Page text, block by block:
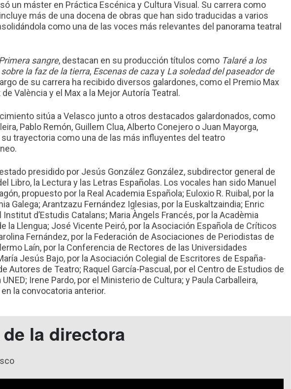
un máster en Práctica Escénica y Cultura Visual. Su carrera como
más de una docena de obras que han sido traducidas a varios
como una de las voces más relevantes del panorama teatral
sangre, destacan en su producción títulos como Talaré a los
la faz de la tierra, Escenas de cazay La soledad del paseador de
de su carrera ha recibido diversos galardones, como el Premio Max
València y el Max a la Mejor Autoría Teatral.
sitúa a Velasco junto a otros destacados galardonados, como
Pablo Remón, Guillem Clua, Alberto Conejero o Juan Mayorga,
trayectoria como una de las más influyentes del teatro
presidido por Jesús González González, subdirector general de
Libro, la Lectura y las Letras Españolas. Los vocales han sido Manuel
propuesto por la Real Academia Española; Euloxio R. Ruibal, por la
Galega; Arantzazu Fernández Iglesias, por la Euskaltzaindia; Enric
Institut d’Estudis Catalans; Maria Àngels Francés, por la Acadèmia
la Llengua; José Vicente Peiró, por la Asociación Española de Críticos
Fernández, por la Federación de Asociaciones de Periodistas de
Laín, por la Conferencia de Rectores de las Universidades
Jesús Bajo, por la Asociación Colegial de Escritores de España-
Autores de Teatro; Raquel García-Pascual, por el Centro de Estudios de
UNED; Irene Pardo, por el Ministerio de Cultura; y Paula Carballeira,
la convocatoria anterior​.
la directora